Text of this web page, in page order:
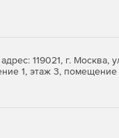
NAT.
119021, г. Москва,
1, этаж 3,